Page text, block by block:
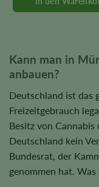
chosen
page
Kann man in
anbauen?
Deutschland ist das
Freizeitgebrauch
Besitz von Cannabis
Deutschland kein
Bundesrat, der
genommen hat. Was